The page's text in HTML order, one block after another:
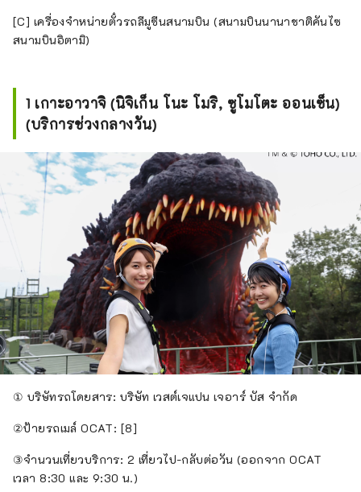
[C] เครื่องจำหน่ายตั๋วรถลีมูซีนสนามบิน (สนามบินนานาชาติคันไซ
สนามบินอิตามิ)
1 เกาะอาวาจิ (นิจิเก็น โนะ โมริ, ซูโมโตะ ออนเซ็น)
(บริการช่วงกลางวัน)
① บริษัทรถโดยสาร: บริษัท เวสต์เจแปน เจอาร์ บัส จำกัด
②ป้ายรถเมล์ OCAT: [8]
③จำนวนเที่ยวบริการ: 2 เที่ยวไป-กลับต่อวัน (ออกจาก OCAT
เวลา 8:30 และ 9:30 น.)